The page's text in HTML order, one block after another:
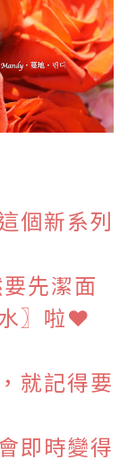
個新系列
先潔面
〗啦❤
就記得要
即時變得